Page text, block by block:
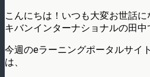
こんにちは！いつも大変お世話
キバンインターナショナルの田中
今週のeラーニングポータルサイ
は、